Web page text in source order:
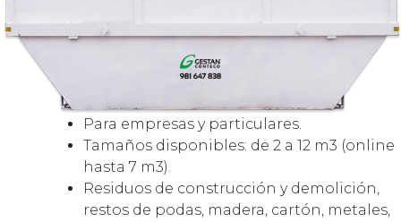
Para empresas y particulares.
Tamaños disponibles: de 2 a 12 m3 (online
hasta 7 m3).
Residuos de construcción y demolición,
restos de podas, madera, cartón, metales,